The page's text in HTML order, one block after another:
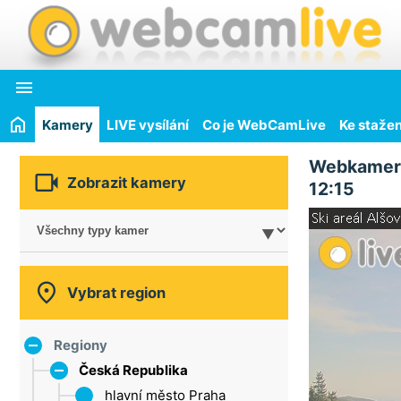

Kamery LIVE vysílání Co je WebCamLive Ke
 Zobrazit kamery
 Vybrat region
Regiony
Česká Republika
hlavní město Praha
12:15